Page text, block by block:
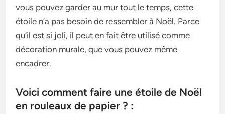
vous pouvez garder au mur tout le temps, cette
étoile n’a pas besoin de ressembler à Noël. Parce
qu’il est si joli, il peut en fait être utilisé comme
décoration murale, que vous pouvez même
encadrer.
Voici comment faire une étoile de Noël
en rouleaux de papier ? :